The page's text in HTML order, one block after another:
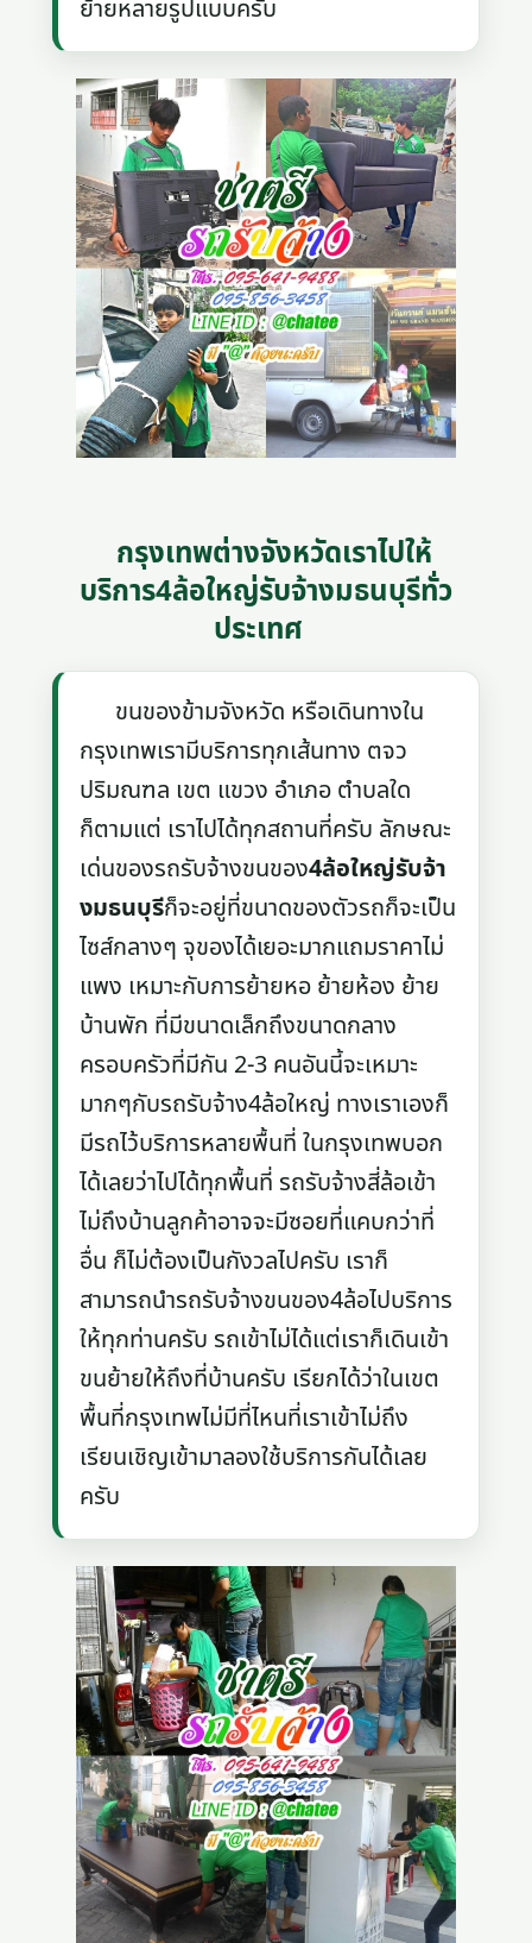
ย้ายหลายรูปแบบครับ
กรุงเทพต่างจังหวัดเราไปให้
บริการ4ล้อใหญ่รับจ้างมธนบุรีทั่ว
ประเทศ
ขนของข้ามจังหวัด หรือเดินทางใน
กรุงเทพเรามีบริการทุกเส้นทาง ตจว
ปริมณฑล เขต แขวง อำเภอ ตำบลใด
ก็ตามแต่ เราไปได้ทุกสถานที่ครับ ลักษณะ
เด่นของรถรับจ้างขนของ4ล้อใหญ่รับจ้า
งมธนบุรีก็จะอยู่ที่ขนาดของตัวรถก็จะเป็น
ไซส์กลางๆ จุของได้เยอะมากแถมราคาไม่
แพง เหมาะกับการย้ายหอ ย้ายห้อง ย้าย
บ้านพัก ที่มีขนาดเล็กถึงขนาดกลาง
ครอบครัวที่มีกัน 2-3 คนอันนี้จะเหมาะ
มากๆกับรถรับจ้าง4ล้อใหญ่ ทางเราเองก็
มีรถไว้บริการหลายพื้นที่ ในกรุงเทพบอก
ได้เลยว่าไปได้ทุกพื้นที่ รถรับจ้างสี่ล้อเข้า
ไม่ถึงบ้านลูกค้าอาจจะมีซอยที่แคบกว่าที่
อื่น ก็ไม่ต้องเป็นกังวลไปครับ เราก็
สามารถนำรถรับจ้างขนของ4ล้อไปบริการ
ให้ทุกท่านครับ รถเข้าไม่ได้แต่เราก็เดินเข้า
ขนย้ายให้ถึงที่บ้านครับ เรียกได้ว่าในเขต
พื้นที่กรุงเทพไม่มีที่ไหนที่เราเข้าไม่ถึง
เรียนเชิญเข้ามาลองใช้บริการกันได้เลย
ครับ